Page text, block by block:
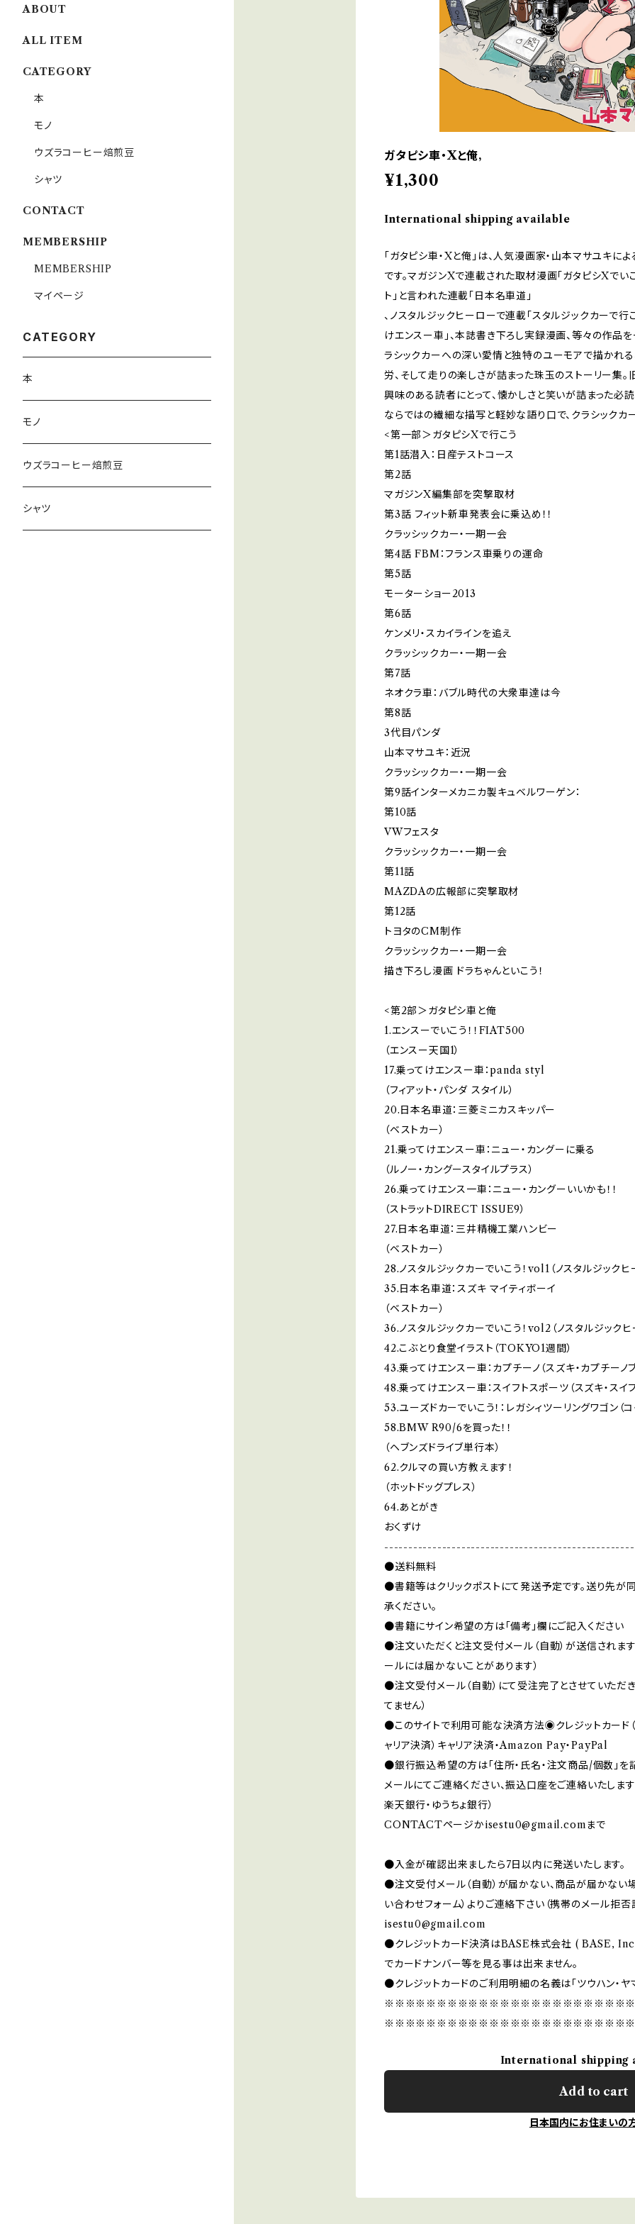
ガタピシ車・Xと俺,
¥1,300
International shipping available
「ガタピシ車・Xと俺」は、人気漫画家・山本マサユキに
です。マガジンXで連載された取材漫画「ガタピシXでい
ト」と言われた連載「日本名車道」
、ノスタルジックヒーローで連載「スタルジックカーで行
けエンスー車」、本誌書き下ろし実録漫画、等々の作品
ラシックカーへの深い愛情と独特のユーモアで描かれ
労、そして走りの楽しさが詰まった珠玉のストーリー集
興味のある読者にとって、懐かしさと笑いが詰まった必
ならではの繊細な描写と軽妙な語り口で、クラシックカ
<第一部＞ガタピシXで行こう
第1話潜入：日産テストコース
第2話
マガジンX編集部を突撃取材
第3話 フィット新車発表会に乗込め！！
クラッシックカー・一期一会
第4話 FBM：フランス車乗りの運命
第5話
モーターショー2013
第6話
ケンメリ・スカイラインを追え
クラッシックカー・一期一会
第7話
ネオクラ車：バブル時代の大衆車達は今
第8話
3代目パンダ
山本マサユキ：近況
クラッシックカー・一期一会
第9話インターメカニカ製キュベルワーゲン：
第10話
VWフェスタ
クラッシックカー・一期一会
第11話
MAZDAの広報部に突撃取材
第12話
トヨタのCM制作
クラッシックカー・一期一会
描き下ろし漫画 ドラちゃんといこう！
<第2部＞ガタピシ車と俺
1.エンスーでいこう！！FIAT500
（エンスー天国1）
17.乗ってけエンスー車：panda styl
（フィアット・パンダ スタイル）
20.日本名車道：三菱ミニカスキッパー
（ベストカー）
21.乗ってけエンスー車：ニュー・カングーに乗る
（ルノー・カングースタイルプラス）
26.乗ってけエンス一車：ニュー・カングーいいかも！！
（ストラットDIRECT ISSUE9）
27.日本名車道：三井精機工業ハンビー
（ベストカー）
28.ノスタルジックカーでいこう！vol1（ノスタルジックヒ
35.日本名車道：スズキ マイティボーイ
（ベストカー）
36.ノスタルジックカーでいこう！vol2（ノスタルジックヒ
42.こぶとり食堂イラスト（TOKYO1週間）
43.乗ってけエンスー車：カプチーノ（スズキ・カプチーノ
48.乗ってけエンスー車：スイフトスポーツ（スズキ・スイ
53.ユーズドカーでいこう！：レガシィツーリングワゴン（
58.BMW R90/6を買った！！
（ヘブンズドライブ単行本）
62.クルマの買い方教えます！
（ホットドッグプレス）
64.あとがき
おくずけ
●送料無料
●書籍等はクリックポストにて発送予定です。送り先が
承ください。
●書籍にサイン希望の方は「備考」欄にご記入ください
●注文いただくと注文受付メール（自動）が送信されます
ールには届かないことがあります）
●注文受付メール（自動）にて受注完了とさせていただ
てません）
●このサイトで利用可能な決済方法◉クレジットカー
ャリア決済）キャリア決済・Amazon Pay・PayPal
●銀行振込希望の方は「住所・氏名・注文商品/個数
メールにてご連絡ください、振込口座をご連絡いたしま
楽天銀行・ゆうちょ銀行）
CONTACTページかisestu0@gmail.comまで
●入金が確認出来ましたら7日以内に発送いたします。
●注文受付メール（自動）が届かない、商品が届かな
い合わせフォーム）よりご連絡下さい（携帯のメール拒
isestu0@gmail.com
●クレジットカード決済はBASE株式会社 ( BASE,
でカードナンバー等を見る事は出来ません。
●クレジットカードのご利用明細の名義は「ツウハン・ヤ
International shipping
Add to cart
日本国内にお住まいの
ABOUT
ALL ITEM
CATEGORY
本
モノ
ウズラコーヒー焙煎豆
シャツ
CONTACT
MEMBERSHIP
MEMBERSHIP
マイページ
CATEGORY
本
モノ
ウズラコーヒー焙煎豆
シャツ